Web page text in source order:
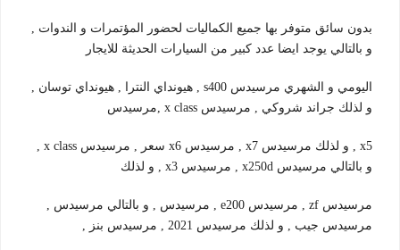
بدون سائق متوفر بها جميع الكماليات لحضور المؤتمرات و الندوات ,
و بالتالي يوجد ايضا عدد كبير من السيارات الحديثة للايجار
اليومي و الشهري مرسيدس s400 , هيونداي النترا , هيونداي توسان ,
و لذلك جراند شروكي , مرسيدس x class ,مرسيدس
x5 , و لذلك مرسيدس x7 , مرسيدس x6 سعر , مرسيدس x class ,
و بالتالي مرسيدس x250d , مرسيدس x3 , و لذلك
مرسيدس zf , مرسيدس e200 , مرسيدس , و بالتالي مرسيدس ,
مرسيدس جيب , و لذلك مرسيدس 2021 , مرسيدس بنز ,